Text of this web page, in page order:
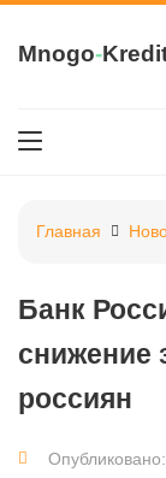
Mnogo-
Главная
Банк
снижение
россиян